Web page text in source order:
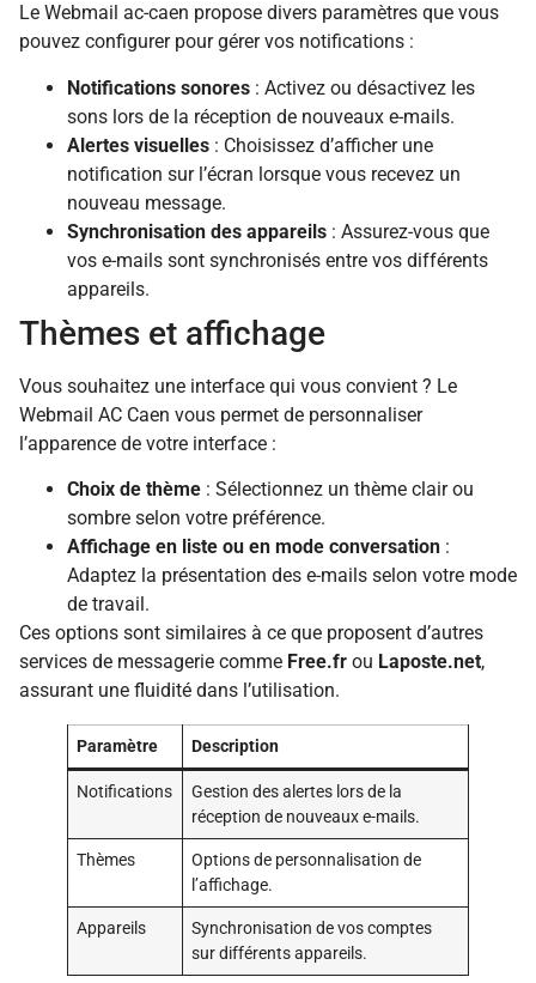
Le Webmail ac-caen propose divers paramètres que vous
pouvez configurer pour gérer vos notifications :
Notifications sonores : Activez ou désactivez les
sons lors de la réception de nouveaux e-mails.
Alertes visuelles : Choisissez d’afficher une
notification sur l’écran lorsque vous recevez un
nouveau message.
Synchronisation des appareils : Assurez-vous que
vos e-mails sont synchronisés entre vos différents
appareils.
Thèmes et affichage
Vous souhaitez une interface qui vous convient ? Le
Webmail AC Caen vous permet de personnaliser
l’apparence de votre interface :
Choix de thème : Sélectionnez un thème clair ou
sombre selon votre préférence.
Affichage en liste ou en mode conversation :
Adaptez la présentation des e-mails selon votre mode
de travail.
Ces options sont similaires à ce que proposent d’autres
services de messagerie comme Free.fr ou Laposte.net,
assurant une fluidité dans l’utilisation.
Paramètre Description
Notifications
Gestion des alertes lors de la
réception de nouveaux e-mails.
Thèmes
Options de personnalisation de
l’affichage.
Appareils
Synchronisation de vos comptes
sur différents appareils.